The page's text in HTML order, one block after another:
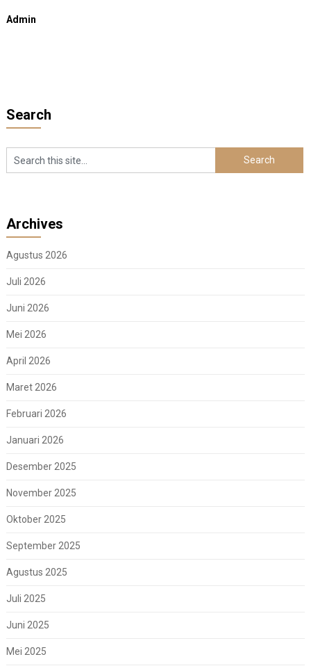
Admin
Search
Archives
Agustus 2026
Juli 2026
Juni 2026
Mei 2026
April 2026
Maret 2026
Februari 2026
Januari 2026
Desember 2025
November 2025
Oktober 2025
September 2025
Agustus 2025
Juli 2025
Juni 2025
Mei 2025